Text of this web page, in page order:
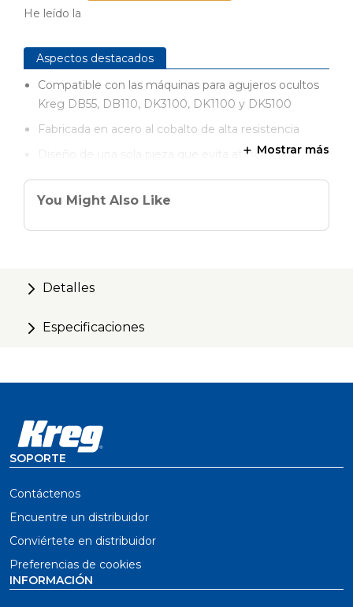
He leído la
Aspectos destacados
Compatible con las máquinas para agujeros ocultos
Kreg DB55, DB110, DK3100, DK1100 y DK5100
Fabricada en acero al cobalto de alta resistencia
Diseño de una sola pieza que evita atascos
Proporciona una perforación mucho más suave y
rápida
Mostrar más
You Might Also Like
Detalles
Especificaciones
SOPORTE
Contáctenos
Encuentre un distribuidor
Conviértete en distribuidor
Preferencias de cookies
INFORMACIÓN